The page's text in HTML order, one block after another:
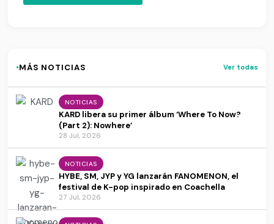
·MÁS NOTICIAS Ver todas
NOTICIAS
KARD libera su primer álbum ‘Where To Now?
(Part 2): Nowhere’
28 Jul, 2026
NOTICIAS
HYBE, SM, JYP y YG lanzarán FANOMENON, el
festival de K-pop inspirado en Coachella
27 Jul, 2026